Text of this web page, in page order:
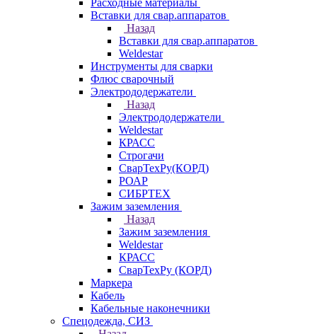
Расходные материалы
Вставки для свар.аппаратов
Назад
Вставки для свар.аппаратов
Weldestar
Инструменты для сварки
Флюс сварочный
Электрододержатели
Назад
Электрододержатели
Weldestar
КРАСС
Строгачи
СварТехРу(КОРД)
РОАР
СИБРТЕХ
Зажим заземления
Назад
Зажим заземления
Weldestar
КРАСС
СварТехРу (КОРД)
Маркера
Кабель
Кабельные наконечники
Спецодежда, СИЗ